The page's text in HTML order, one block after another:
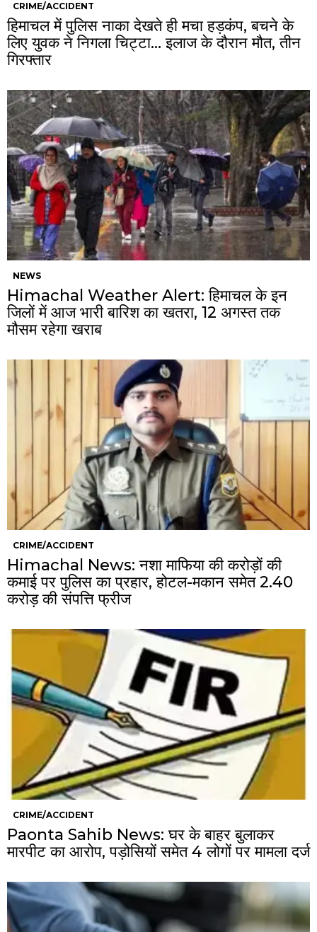
CRIME/ACCIDENT
हिमाचल में पुलिस नाका देखते ही मचा हड़कंप, बचने के
लिए युवक ने निगला चिट्टा… इलाज के दौरान मौत, तीन
गिरफ्तार
NEWS
Himachal Weather Alert: हिमाचल के इन
जिलों में आज भारी बारिश का खतरा, 12 अगस्त तक
मौसम रहेगा खराब
CRIME/ACCIDENT
Himachal News: नशा माफिया की करोड़ों की
कमाई पर पुलिस का प्रहार, होटल-मकान समेत 2.40
करोड़ की संपत्ति फ्रीज
CRIME/ACCIDENT
Paonta Sahib News: घर के बाहर बुलाकर
मारपीट का आरोप, पड़ोसियों समेत 4 लोगों पर मामला दर्ज